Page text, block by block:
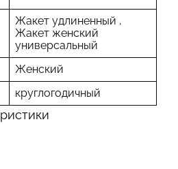
Жакет удлиненный ,
Жакет женский
универсальный
Женский
круглогодичный